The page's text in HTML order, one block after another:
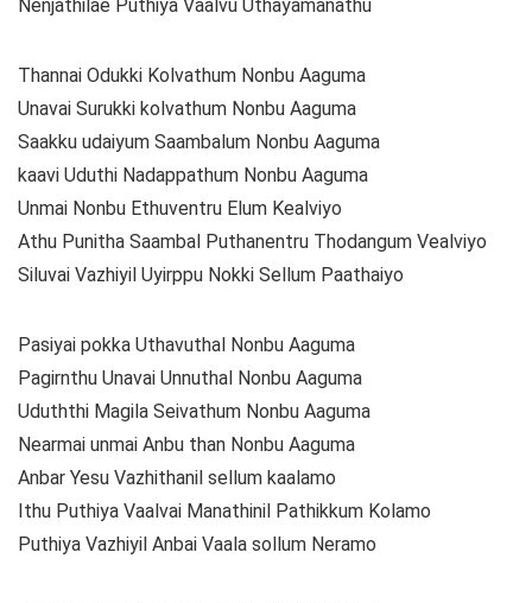
Nenjathilae Puthiya Vaalvu Uthayamanathu
Thannai Odukki Kolvathum Nonbu Aaguma
Unavai Surukki kolvathum Nonbu Aaguma
Saakku udaiyum Saambalum Nonbu Aaguma
kaavi Uduthi Nadappathum Nonbu Aaguma
Unmai Nonbu Ethuventru Elum Kealviyo
Athu Punitha Saambal Puthanentru Thodangum Vealviyo
Siluvai Vazhiyil Uyirppu Nokki Sellum Paathaiyo
Pasiyai pokka Uthavuthal Nonbu Aaguma
Pagirnthu Unavai Unnuthal Nonbu Aaguma
Uduththi Magila Seivathum Nonbu Aaguma
Nearmai unmai Anbu than Nonbu Aaguma
Anbar Yesu Vazhithanil sellum kaalamo
Ithu Puthiya Vaalvai Manathinil Pathikkum Kolamo
Puthiya Vazhiyil Anbai Vaala sollum Neramo